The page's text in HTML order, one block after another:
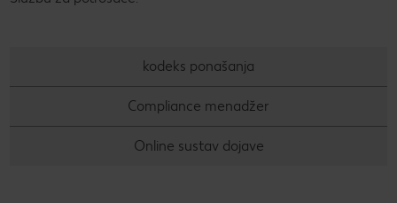
kodeks ponašanja
Compliance menadžer
Online sustav dojave